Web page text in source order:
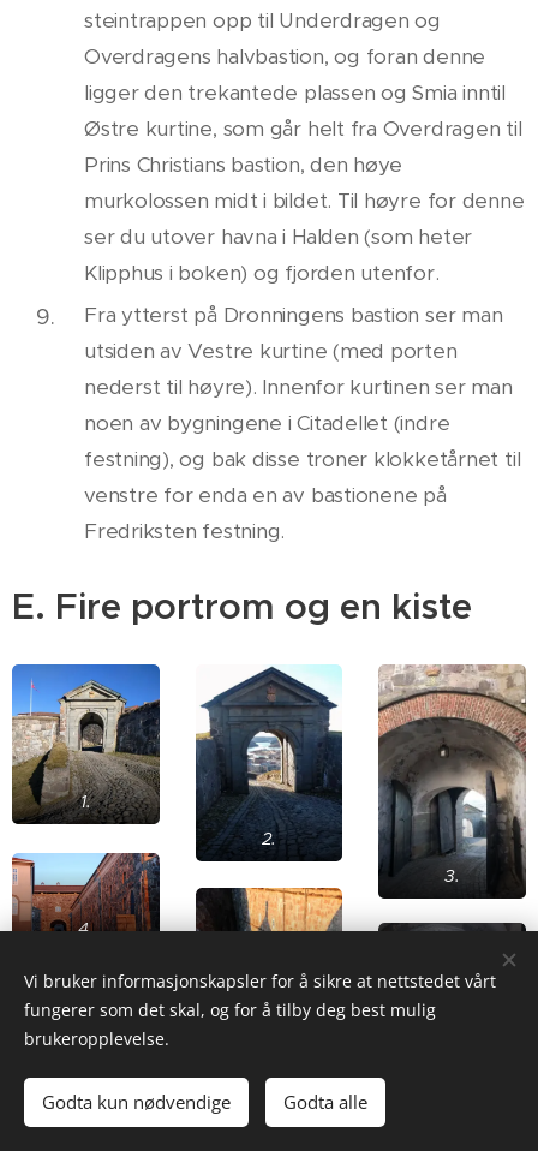
steintrappen opp til Underdragen og
Overdragens halvbastion, og foran denne
ligger den trekantede plassen og Smia inntil
Østre kurtine, som går helt fra Overdragen til
Prins Christians bastion, den høye
murkolossen midt i bildet. Til høyre for denne
ser du utover havna i Halden (som heter
Klipphus i boken) og fjorden utenfor.
Fra ytterst på Dronningens bastion ser man
utsiden av Vestre kurtine (med porten
nederst til høyre). Innenfor kurtinen ser man
noen av bygningene i Citadellet (indre
festning), og bak disse troner klokketårnet til
venstre for enda en av bastionene på
Fredriksten festning.
E. Fire portrom og en kiste
1.
2.
3.
4.
5.
Vi bruker informasjonskapsler for å sikre at nettstedet vårt
fungerer som det skal, og for å tilby deg best mulig
brukeropplevelse.
Godta kun nødvendige Godta alle